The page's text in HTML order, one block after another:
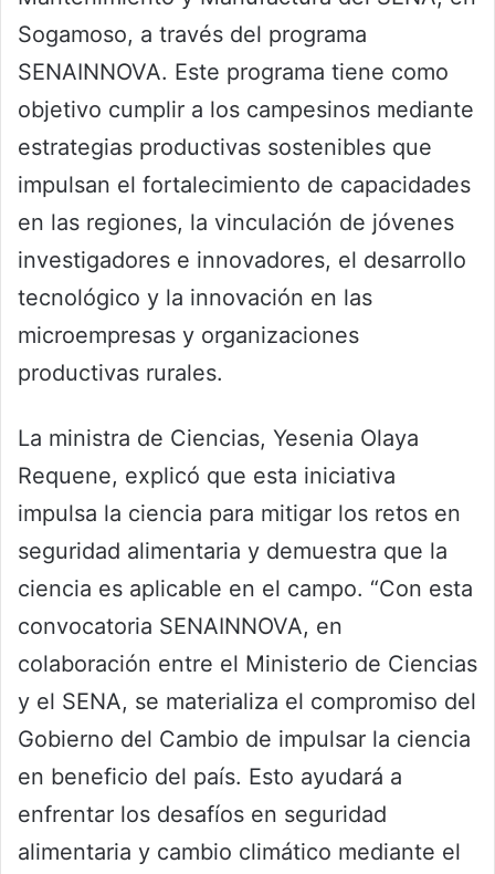
Sogamoso, a través del programa
SENAINNOVA. Este programa tiene como
objetivo cumplir a los campesinos mediante
estrategias productivas sostenibles que
impulsan el fortalecimiento de capacidades
en las regiones, la vinculación de jóvenes
investigadores e innovadores, el desarrollo
tecnológico y la innovación en las
microempresas y organizaciones
productivas rurales.
La ministra de Ciencias, Yesenia Olaya
Requene, explicó que esta iniciativa
impulsa la ciencia para mitigar los retos en
seguridad alimentaria y demuestra que la
ciencia es aplicable en el campo. “Con esta
convocatoria SENAINNOVA, en
colaboración entre el Ministerio de Ciencias
y el SENA, se materializa el compromiso del
Gobierno del Cambio de impulsar la ciencia
en beneficio del país. Esto ayudará a
enfrentar los desafíos en seguridad
alimentaria y cambio climático mediante el